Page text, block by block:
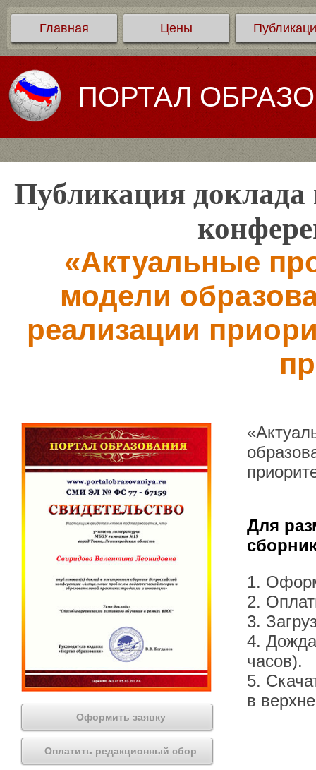
Главная Цены
ПОРТАЛ
Публикация доклада
«Актуальные
модели
реализации
Оформить заявку
Оплатить редакционный сбор
Для
1.
2.
3.
4.
часов).
5.
в